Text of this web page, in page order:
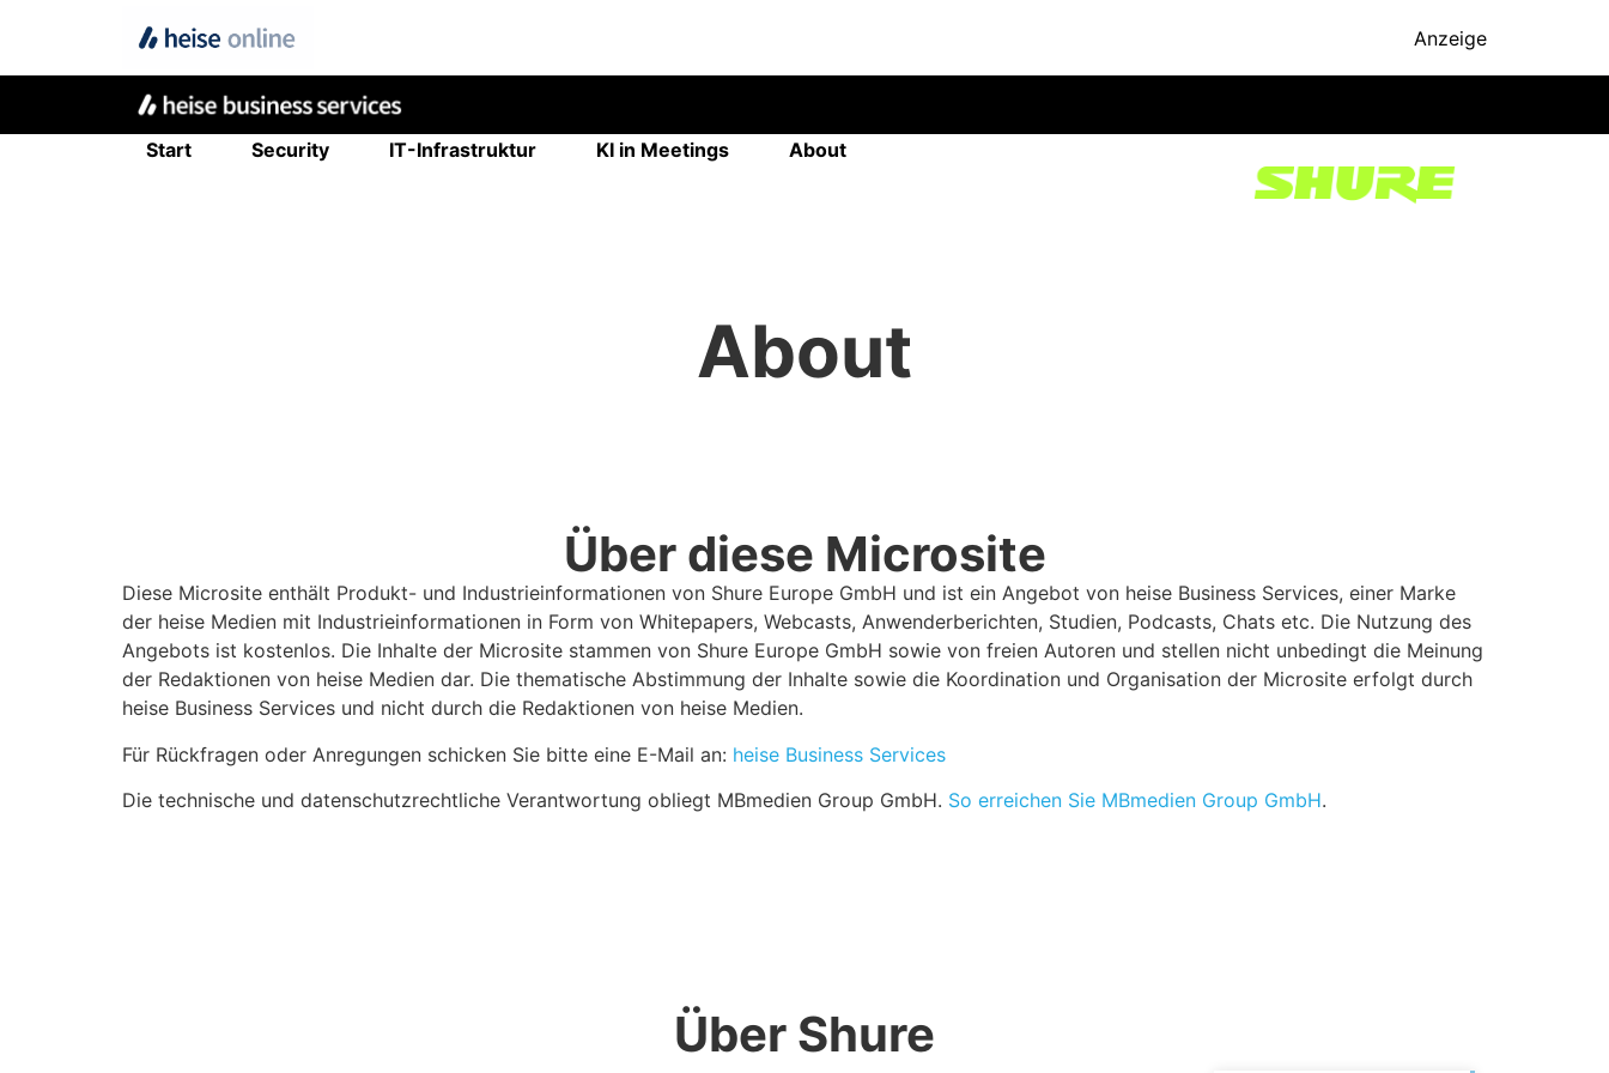
Anzeige
Start Security IT-Infrastruktur KI in Meetings About
About
Über diese Microsite
Diese Microsite enthält Produkt- und Industrieinformationen von Shure Europe GmbH und ist ein Angebot von heise Business Services, einer Marke
der heise Medien mit Industrieinformationen in Form von Whitepapers, Webcasts, Anwenderberichten, Studien, Podcasts, Chats etc. Die Nutzung des
Angebots ist kostenlos. Die Inhalte der Microsite stammen von Shure Europe GmbH sowie von freien Autoren und stellen nicht unbedingt die Meinung
der Redaktionen von heise Medien dar. Die thematische Abstimmung der Inhalte sowie die Koordination und Organisation der Microsite erfolgt durch
heise Business Services und nicht durch die Redaktionen von heise Medien.
Für Rückfragen oder Anregungen schicken Sie bitte eine E-Mail an: heise Business Services
Die technische und datenschutzrechtliche Verantwortung obliegt MBmedien Group GmbH. So erreichen Sie MBmedien Group GmbH.
Über Shure